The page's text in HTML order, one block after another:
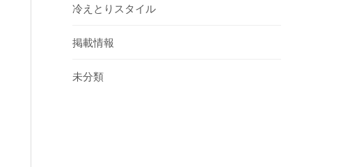
冷えとりスタイル
掲載情報
未分類